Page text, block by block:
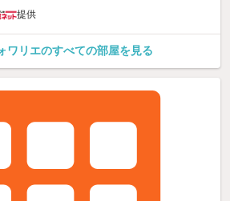
提供
ワリエのすべての部屋を見る